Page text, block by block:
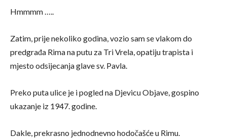
Hmmmm …..
Zatim, prije nekoliko godina, vozio sam se vlakom do
predgrađa Rima na putu za Tri Vrela, opatiju trapista i
mjesto odsijecanja glave sv. Pavla.
Preko puta ulice je i pogled na Djevicu Objave, gospino
ukazanje iz 1947. godine.
Dakle, prekrasno jednodnevno hodočašće u Rimu.